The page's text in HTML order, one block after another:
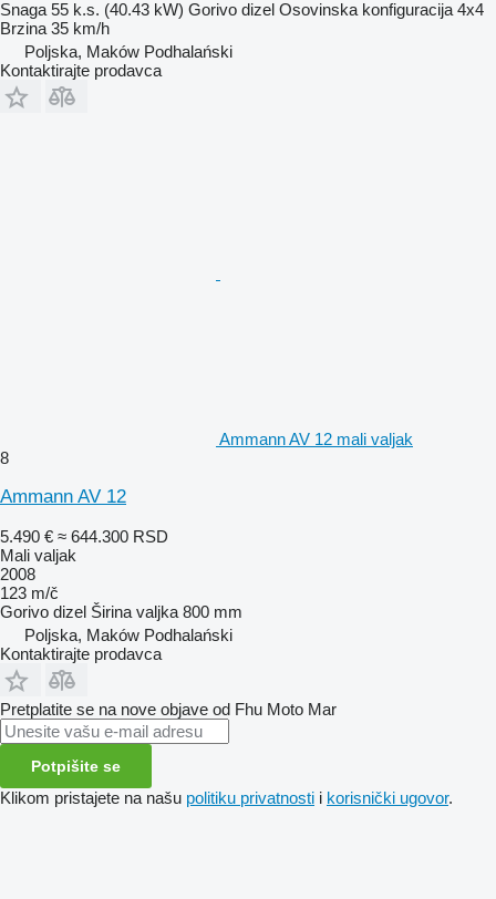
Snaga 55 k.s. (40.43 kW) Gorivo dizel Osovinska konfiguracija 4x4
Brzina 35 km/h
Poljska, Maków Podhalański
Kontaktirajte prodavca
Ammann AV 12 mali valjak
8
Ammann AV 12
5.490 € ≈ 644.300 RSD
Mali valjak
2008
123 m/č
Gorivo dizel Širina valjka 800 mm
Poljska, Maków Podhalański
Kontaktirajte prodavca
Pretplatite se na nove objave od Fhu Moto Mar
Potpišite se
Klikom pristajete na našu politiku privatnosti i korisnički ugovor.